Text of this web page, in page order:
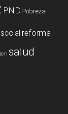
PND Pobreza
reforma
salud